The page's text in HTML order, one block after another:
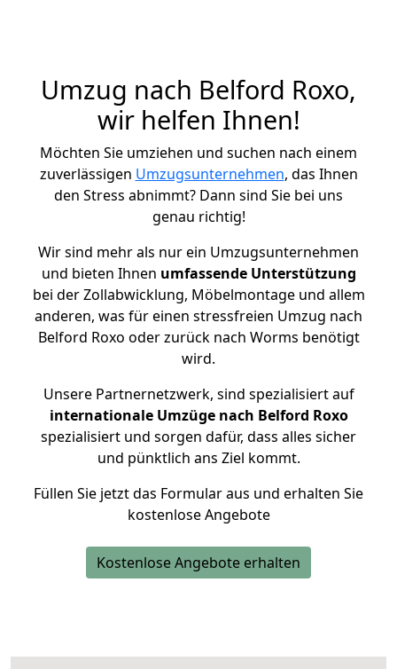
Umzug nach Belford Roxo,
wir helfen Ihnen!
Möchten Sie umziehen und suchen nach einem
zuverlässigen Umzugsunternehmen, das Ihnen
den Stress abnimmt? Dann sind Sie bei uns
genau richtig!
Wir sind mehr als nur ein Umzugsunternehmen
und bieten Ihnen umfassende Unterstützung
bei der Zollabwicklung, Möbelmontage und allem
anderen, was für einen stressfreien Umzug nach
Belford Roxo oder zurück nach Worms benötigt
wird.
Unsere Partnernetzwerk, sind spezialisiert auf
internationale Umzüge nach Belford Roxo
spezialisiert und sorgen dafür, dass alles sicher
und pünktlich ans Ziel kommt.
Füllen Sie jetzt das Formular aus und erhalten Sie
kostenlose Angebote
Kostenlose Angebote erhalten